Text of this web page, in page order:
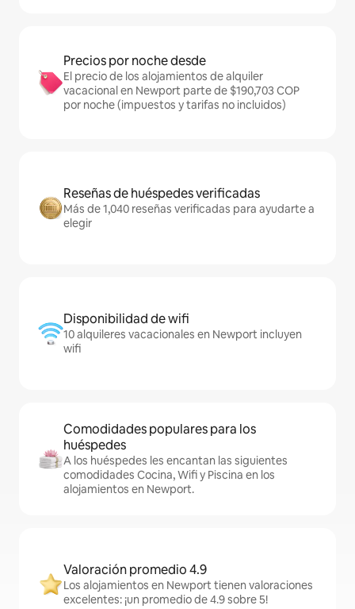
Precios por noche desde
El precio de los alojamientos de alquiler
vacacional en Newport parte de $190,703 COP
por noche (impuestos y tarifas no incluidos)
Reseñas de huéspedes verificadas
Más de 1,040 reseñas verificadas para ayudarte a
elegir
Disponibilidad de wifi
10 alquileres vacacionales en Newport incluyen
wifi
Comodidades populares para los
huéspedes
A los huéspedes les encantan las siguientes
comodidades Cocina, Wifi y Piscina en los
alojamientos en Newport.
Valoración promedio 4.9
Los alojamientos en Newport tienen valoraciones
excelentes: ¡un promedio de 4.9 sobre 5!